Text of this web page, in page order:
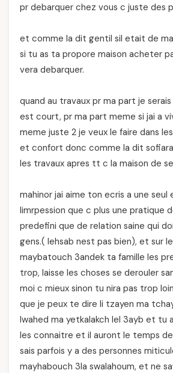
pr debarquer chez vous c juste des
et comme la dit gentil sil etait de
si tu as ta propore maison acheter
vera debarquer.
quand au travaux pr ma part je
est court, pr ma part meme si jai a
meme juste 2 je veux le faire dans
et confort donc comme la dit
les travaux apres tt c la maison de
mahinor jai aime ton ecris a une seul
limrpession que c plus une pratique
predefini que de relation saine qui
gens.( lehsab nest pas bien), et sur
maybatouch 3andek ta famille les
trop, laisse les choses se derouler
moi c mieux sinon tu nira pas trop
que je peux te dire li tzayen ma
lwahed ma yetkalakch lel 3ayb et tu
les connaitre et il auront le temps
sais parfois y a des personnes
mayhabouch 3la swalahoum, et ne